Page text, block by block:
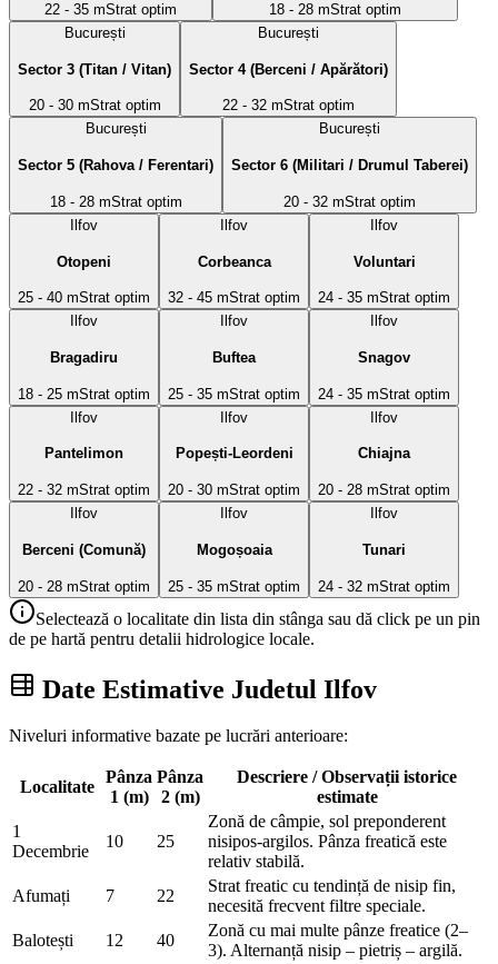
22 - 35 mStrat optim 18 - 28 mStrat optim
București
Sector 3 (Titan / Vitan)
20 - 30 mStrat optim
București
Sector 4 (Berceni / Apărători)
22 - 32 mStrat optim
București
Sector 5 (Rahova / Ferentari)
18 - 28 mStrat optim
București
Sector 6 (Militari / Drumul Taberei)
20 - 32 mStrat optim
Ilfov
Otopeni
25 - 40 mStrat optim
Ilfov
Corbeanca
32 - 45 mStrat optim
Ilfov
Voluntari
24 - 35 mStrat optim
Ilfov
Bragadiru
18 - 25 mStrat optim
Ilfov
Buftea
25 - 35 mStrat optim
Ilfov
Snagov
24 - 35 mStrat optim
Ilfov
Pantelimon
22 - 32 mStrat optim
Ilfov
Popești-Leordeni
20 - 30 mStrat optim
Ilfov
Chiajna
20 - 28 mStrat optim
Ilfov
Berceni (Comună)
20 - 28 mStrat optim
Ilfov
Mogoșoaia
25 - 35 mStrat optim
Ilfov
Tunari
24 - 32 mStrat optim
Selectează o localitate din lista din stânga sau dă click pe un pin
de pe hartă pentru detalii hidrologice locale.
Date Estimative Judetul Ilfov
Niveluri informative bazate pe lucrări anterioare:
Localitate
Pânza
1 (m)
Pânza
2 (m)
Descriere / Observații istorice
estimate
1
Decembrie
10 25
Zonă de câmpie, sol preponderent
nisipos-argilos. Pânza freatică este
relativ stabilă.
Afumați
7 22
Strat freatic cu tendință de nisip fin,
necesită frecvent filtre speciale.
Balotești
12 40
Zonă cu mai multe pânze freatice (2–
3). Alternanță nisip – pietriș – argilă.